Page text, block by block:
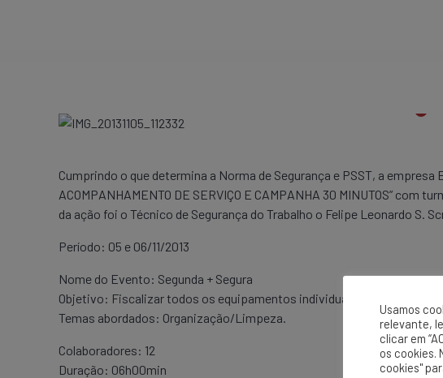
Cumprindo o que determina a Norma de Segurança e PSST, a empresa
ACOMPANHAMENTO DE SERVIÇO E CAMPANHA 30 MINUTOS” com
da ação foi o Técnico de Segurança do Trabalho o Felipe Leonardo S.
Período: 05 e 06/11/2013
Nome do Evento: Segunda + Segura
Objetivo: Fiscalizar todos os equipamentos individuais e coletivos
Temas abordados: Organização/Limpeza.
Colaboradores: 12
Duração: 06h00min
Usamos
relevante,
clicar em
os cookies.
cookies"